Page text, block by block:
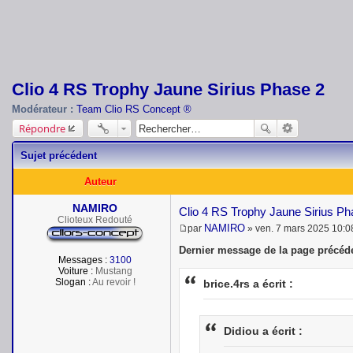
Clio 4 RS Trophy Jaune Sirius Phase 2
Modérateur : Team Clio RS Concept ®
Répondre
Sujet précédent
Auteur
NAMIRO
Clioteux Redouté
Messages : 3100
Voiture :Mustang
Slogan :Au revoir !
Clio 4 RS Trophy Jaune Sirius
M
e
s
a
par NAMIRO » ven. 7 mars 2025
Dernier message de la page
brice.4rs a écrit :
Didiou a écrit :